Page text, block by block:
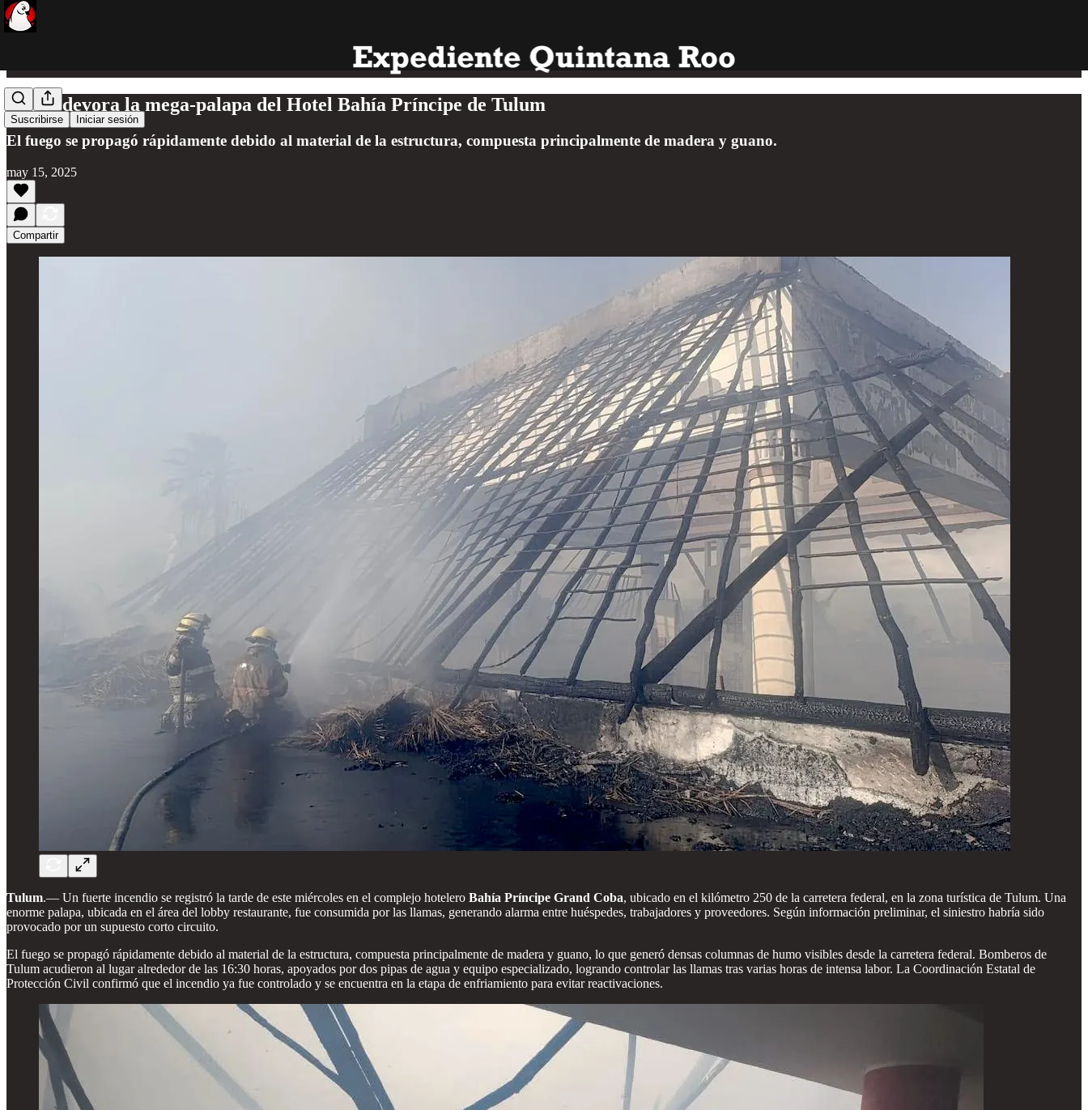
Suscribirse Iniciar sesión
Fuego devora la mega-palapa del Hotel Bahía Príncipe de Tulum
El fuego se propagó rápidamente debido al material de la estructura, compuesta principalmente de madera y guano.
may 15, 2025
Compartir
Tulum.— Un fuerte incendio se registró la tarde de este miércoles en el complejo hotelero Bahía Príncipe Grand Coba, ubicado en el kilómetro 250 de la carretera federal, en la zona turística de Tulum. Una
enorme palapa, ubicada en el área del lobby restaurante, fue consumida por las llamas, generando alarma entre huéspedes, trabajadores y proveedores. Según información preliminar, el siniestro habría sido
provocado por un supuesto corto circuito.
El fuego se propagó rápidamente debido al material de la estructura, compuesta principalmente de madera y guano, lo que generó densas columnas de humo visibles desde la carretera federal. Bomberos de
Tulum acudieron al lugar alrededor de las 16:30 horas, apoyados por dos pipas de agua y equipo especializado, logrando controlar las llamas tras varias horas de intensa labor. La Coordinación Estatal de
Protección Civil confirmó que el incendio ya fue controlado y se encuentra en la etapa de enfriamiento para evitar reactivaciones.